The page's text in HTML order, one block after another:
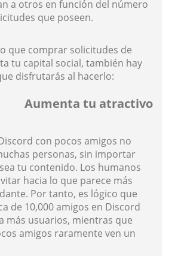
a otros en función del número
que poseen.
que comprar solicitudes de
tu capital social, también hay
disfrutarás al hacerlo:
Aumenta tu atractivo
con pocos amigos no
personas, sin importar
tu contenido. Los humanos
hacia lo que parece más
Por tanto, es lógico que
de 10,000 amigos en Discord
más usuarios, mientras que
amigos raramente ven un